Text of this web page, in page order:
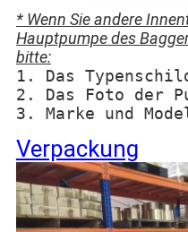
* Wenn Sie andere
Hauptpumpe des
bitte:
1. Das
2. Das Foto der
3. Marke und
Verpackung